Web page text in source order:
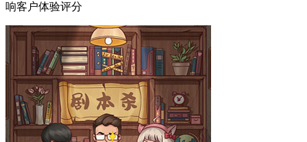
响客户体验评分